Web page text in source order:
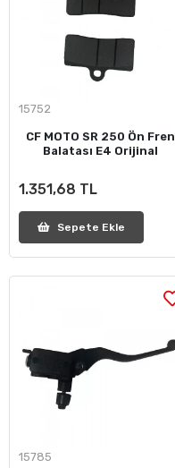
15752
CF MOTO SR 250 Ön Fren
Balatası E4 Orijinal
1.351,68 TL
Sepete Ekle
15785